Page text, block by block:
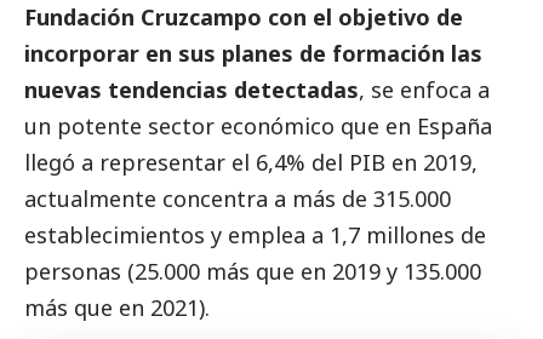
Fundación Cruzcampo con el objetivo de
incorporar en sus planes de formación las
nuevas tendencias detectadas, se enfoca a
un potente sector económico que en España
llegó a representar el 6,4% del PIB en 2019,
actualmente concentra a más de 315.000
establecimientos y emplea a 1,7 millones de
personas (25.000 más que en 2019 y 135.000
más que en 2021).